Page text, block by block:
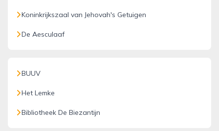
Koninkrijkszaal van Jehovah's Getuigen
De Aesculaaf
BUUV
Het Lemke
Bibliotheek De Biezantijn